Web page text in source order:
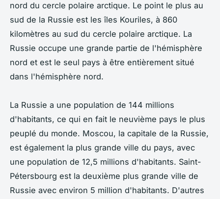
nord du cercle polaire arctique. Le point le plus au
sud de la Russie est les îles Kouriles, à 860
kilomètres au sud du cercle polaire arctique. La
Russie occupe une grande partie de l'hémisphère
nord et est le seul pays à être entièrement situé
dans l'hémisphère nord.
La Russie a une population de 144 millions
d'habitants, ce qui en fait le neuvième pays le plus
peuplé du monde. Moscou, la capitale de la Russie,
est également la plus grande ville du pays, avec
une population de 12,5 millions d'habitants. Saint-
Pétersbourg est la deuxième plus grande ville de
Russie avec environ 5 million d'habitants. D'autres